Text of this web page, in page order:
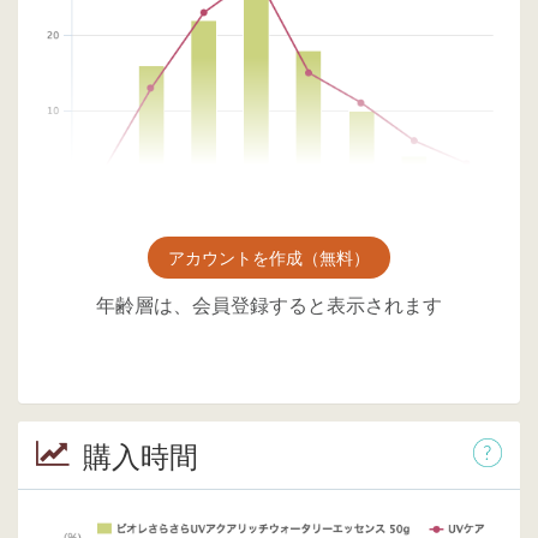
アカウントを作成（無料）
年齢層は、会員登録すると表示されます
購入時間